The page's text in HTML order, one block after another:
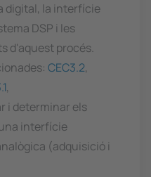
digital, la interfície
DSP i les
d'aquest procés.
CEC3.2,
,
i determinar els
interfície
(adquisició i